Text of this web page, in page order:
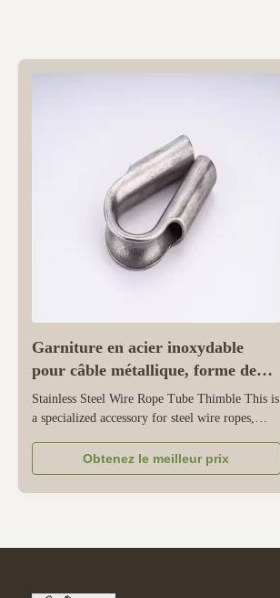
Garniture en acier inoxydable
pour câble métallique, forme de
goupille tubulaire, résistante à la
corrosion
Stainless Steel Wire Rope Tube Thimble This is
a specialized accessory for steel wire ropes,
stainless steel structure has strong corrosion
resistance, making it suitable for indoor,
outdoor, humid or mild marine environments,
Obtenez le meilleur prix